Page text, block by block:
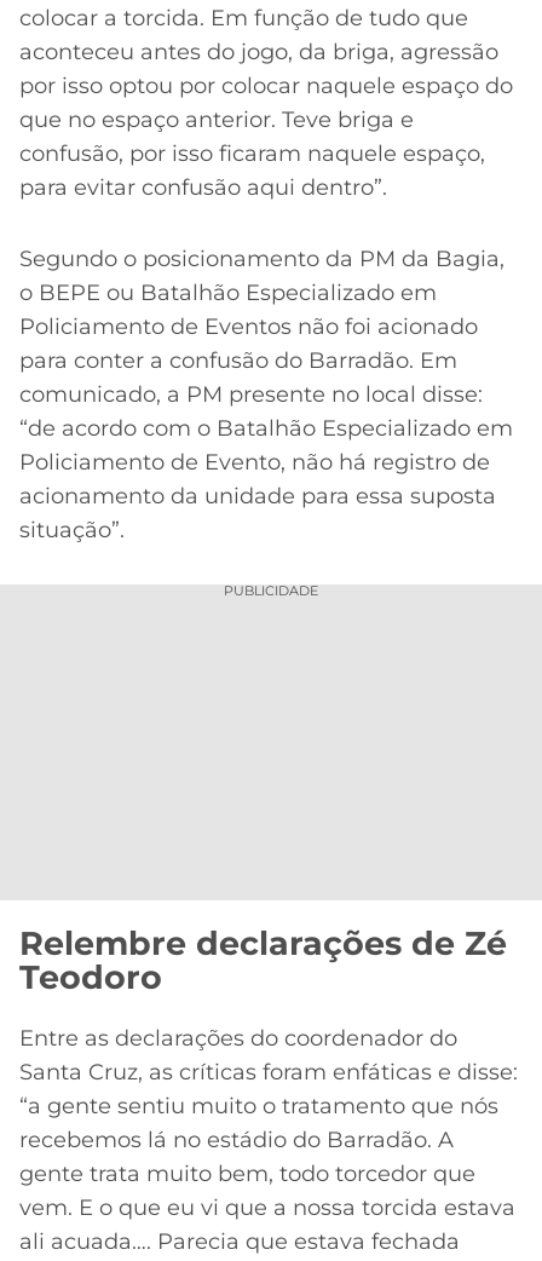
colocar a torcida. Em função de tudo que
aconteceu antes do jogo, da briga, agressão
por isso optou por colocar naquele espaço do
que no espaço anterior. Teve briga e
confusão, por isso ficaram naquele espaço,
para evitar confusão aqui dentro”.
Segundo o posicionamento da PM da Bagia,
o BEPE ou Batalhão Especializado em
Policiamento de Eventos não foi acionado
para conter a confusão do Barradão. Em
comunicado, a PM presente no local disse:
“de acordo com o Batalhão Especializado em
Policiamento de Evento, não há registro de
acionamento da unidade para essa suposta
situação”.
PUBLICIDADE
Relembre declarações de Zé
Teodoro
Entre as declarações do coordenador do
Santa Cruz, as críticas foram enfáticas e disse:
“a gente sentiu muito o tratamento que nós
recebemos lá no estádio do Barradão. A
gente trata muito bem, todo torcedor que
vem. E o que eu vi que a nossa torcida estava
ali acuada…. Parecia que estava fechada